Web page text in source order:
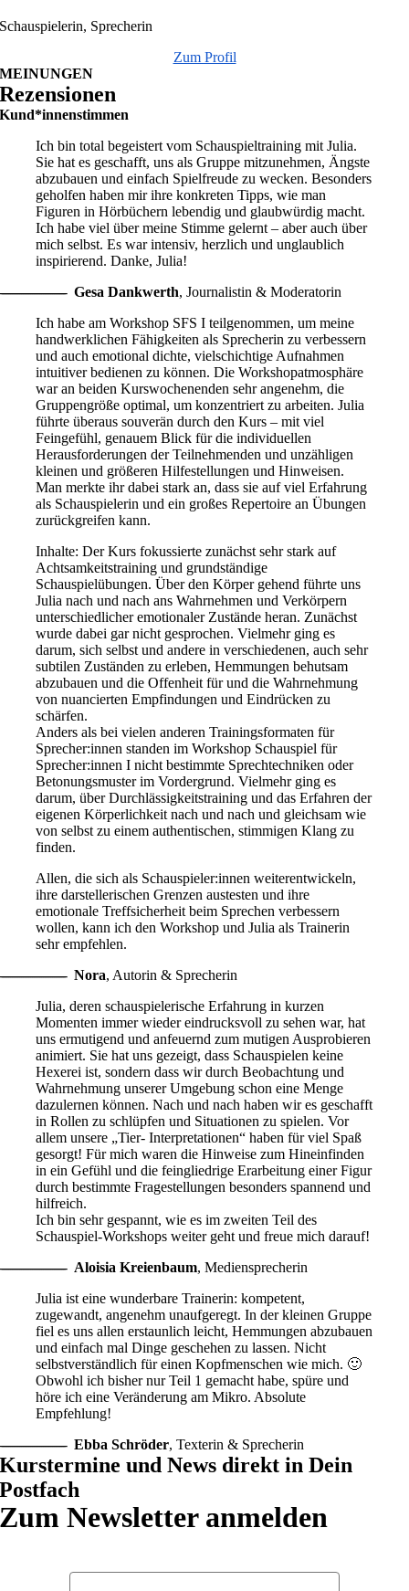
Schauspielerin, Sprecherin
Zum Profil
MEINUNGEN
Rezensionen
Kund*innenstimmen
Ich bin total begeistert vom Schauspieltraining mit Julia.
Sie hat es geschafft, uns als Gruppe mitzunehmen, Ängste
abzubauen und einfach Spielfreude zu wecken. Besonders
geholfen haben mir ihre konkreten Tipps, wie man
Figuren in Hörbüchern lebendig und glaubwürdig macht.
Ich habe viel über meine Stimme gelernt – aber auch über
mich selbst. Es war intensiv, herzlich und unglaublich
inspirierend. Danke, Julia!
Gesa Dankwerth,Journalistin & Moderatorin
Ich habe am Workshop SFS I teilgenommen, um meine
handwerklichen Fähigkeiten als Sprecherin zu verbessern
und auch emotional dichte, vielschichtige Aufnahmen
intuitiver bedienen zu können. Die Workshopatmosphäre
war an beiden Kurswochenenden sehr angenehm, die
Gruppengröße optimal, um konzentriert zu arbeiten. Julia
führte überaus souverän durch den Kurs – mit viel
Feingefühl, genauem Blick für die individuellen
Herausforderungen der Teilnehmenden und unzähligen
kleinen und größeren Hilfestellungen und Hinweisen.
Man merkte ihr dabei stark an, dass sie auf viel Erfahrung
als Schauspielerin und ein großes Repertoire an Übungen
zurückgreifen kann.
Inhalte: Der Kurs fokussierte zunächst sehr stark auf
Achtsamkeitstraining und grundständige
Schauspielübungen. Über den Körper gehend führte uns
Julia nach und nach ans Wahrnehmen und Verkörpern
unterschiedlicher emotionaler Zustände heran. Zunächst
wurde dabei gar nicht gesprochen. Vielmehr ging es
darum, sich selbst und andere in verschiedenen, auch sehr
subtilen Zuständen zu erleben, Hemmungen behutsam
abzubauen und die Offenheit für und die Wahrnehmung
von nuancierten Empfindungen und Eindrücken zu
schärfen.
Anders als bei vielen anderen Trainingsformaten für
Sprecher:innen standen im Workshop Schauspiel für
Sprecher:innen I nicht bestimmte Sprechtechniken oder
Betonungsmuster im Vordergrund. Vielmehr ging es
darum, über Durchlässigkeitstraining und das Erfahren der
eigenen Körperlichkeit nach und nach und gleichsam wie
von selbst zu einem authentischen, stimmigen Klang zu
finden.
Allen, die sich als Schauspieler:innen weiterentwickeln,
ihre darstellerischen Grenzen austesten und ihre
emotionale Treffsicherheit beim Sprechen verbessern
wollen, kann ich den Workshop und Julia als Trainerin
sehr empfehlen.
Nora, Autorin & Sprecherin
Julia, deren schauspielerische Erfahrung in kurzen
Momenten immer wieder eindrucksvoll zu sehen war, hat
uns ermutigend und anfeuernd zum mutigen Ausprobieren
animiert. Sie hat uns gezeigt, dass Schauspielen keine
Hexerei ist, sondern dass wir durch Beobachtung und
Wahrnehmung unserer Umgebung schon eine Menge
dazulernen können. Nach und nach haben wir es geschafft
in Rollen zu schlüpfen und Situationen zu spielen. Vor
allem unsere „Tier- Interpretationen“ haben für viel Spaß
gesorgt! Für mich waren die Hinweise zum Hineinfinden
in ein Gefühl und die feingliedrige Erarbeitung einer Figur
durch bestimmte Fragestellungen besonders spannend und
hilfreich.
Ich bin sehr gespannt, wie es im zweiten Teil des
Schauspiel-Workshops weiter geht und freue mich darauf!
Aloisia Kreienbaum,Mediensprecherin
Julia ist eine wunderbare Trainerin: kompetent,
zugewandt, angenehm unaufgeregt. In der kleinen Gruppe
fiel es uns allen erstaunlich leicht, Hemmungen abzubauen
und einfach mal Dinge geschehen zu lassen. Nicht
selbstverständlich für einen Kopfmenschen wie mich. 🙂
Obwohl ich bisher nur Teil 1 gemacht habe, spüre und
höre ich eine Veränderung am Mikro. Absolute
Empfehlung!
Ebba Schröder,Texterin & Sprecherin
Kurstermine und News direkt in Dein
Postfach
Zum Newsletter anmelden